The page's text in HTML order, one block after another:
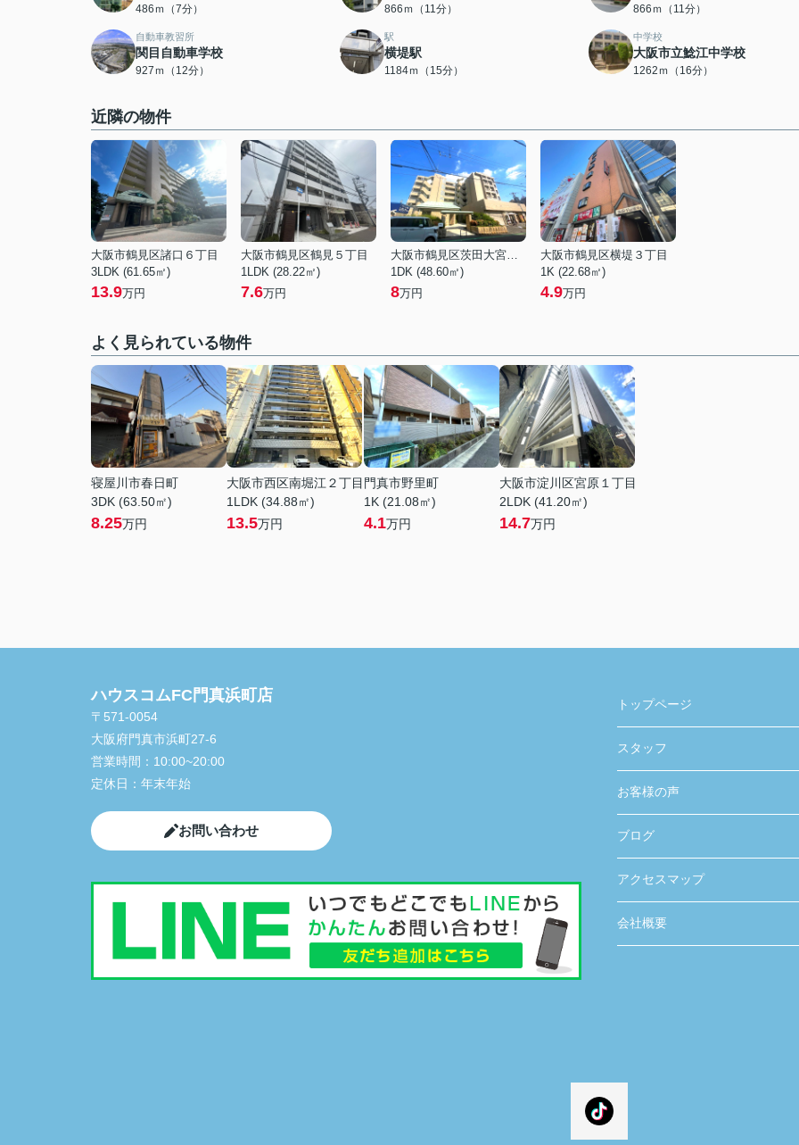
486ｍ（7分） 866ｍ（11分） 866ｍ（11分）
自動車教習所
関目自動車学校
927ｍ（12分）
駅
横堤駅
1184ｍ（15分）
中学校
大阪市立鯰江中学校
1262ｍ（16分）
近隣の物件
大阪市鶴見区諸口６丁目
3LDK (61.65㎡)
13.9万円
大阪市鶴見区鶴見５丁目
1LDK (28.22㎡)
7.6万円
大阪市鶴見区茨田大宮１丁目
1DK (48.60㎡)
8万円
大阪市鶴見区横堤３丁目
1K (22.68㎡)
4.9万円
よく見られている物件
寝屋川市春日町
3DK (63.50㎡)
8.25万円
大阪市西区南堀江２丁目
1LDK (34.88㎡)
13.5万円
門真市野里町
1K (21.08㎡)
4.1万円
大阪市淀川区宮原１丁目
2LDK (41.20㎡)
14.7万円
ハウスコムFC門真浜町店
〒571-0054
大阪府門真市浜町27-6
営業時間： 10:00~20:00
定休日： 年末年始
お問い合わせ
トップページ
スタッフ
お客様の声
ブログ
アクセスマップ
会社概要